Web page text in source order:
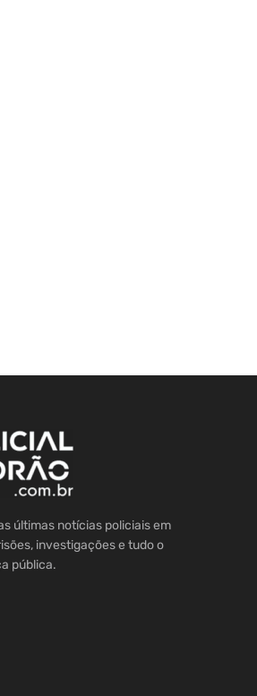
últimas notícias policiais em
investigações e tudo o
pública.